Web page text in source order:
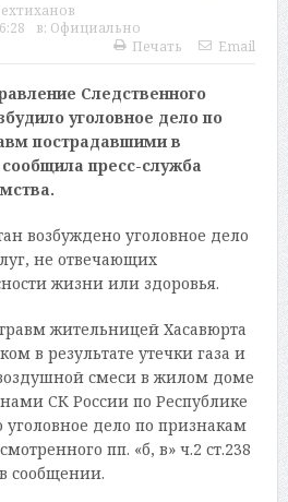
в: Официально
Печать
Email
Следственного
уголовное дело по
пострадавшими в
пресс-служба
возбуждено уголовное дело
не отвечающих
жизни или здоровья.
жительницей Хасавюрта
в результате утечки газа и
смеси в жилом доме
СК России по Республике
уголовное дело по признакам
пп. «б, в» ч.2 ст.238
сообщении.